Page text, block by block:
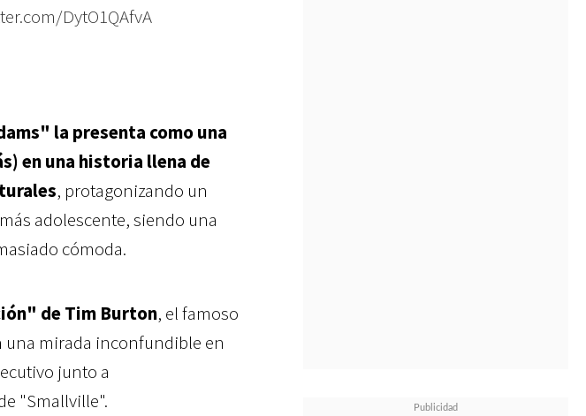
DytO1QAfvA
la presenta como una
en una historia llena de
, protagonizando un
adolescente, siendo una
cómoda.
de Tim Burton, el famoso
una mirada inconfundible en
junto a
"Smallville".